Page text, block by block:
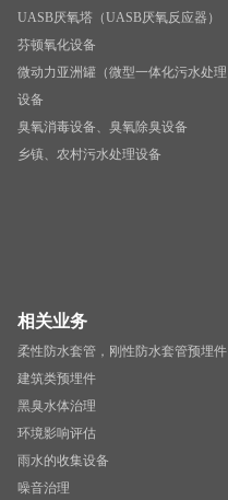
UASB厌氧塔（UASB厌氧反应器）
芬顿氧化设备
微动力亚洲罐（微型一体化污水处理
设备
臭氧消毒设备、臭氧除臭设备
乡镇、农村污水处理设备
相关业务
柔性防水套管，刚性防水套管预埋件
建筑类预埋件
黑臭水体治理
环境影响评估
雨水的收集设备
噪音治理